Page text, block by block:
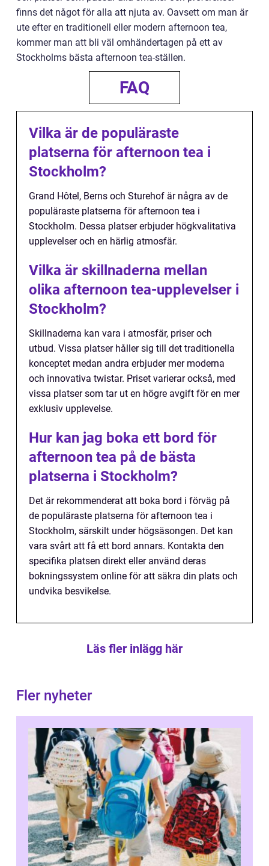
finns det något för alla att njuta av. Oavsett om man är
ute efter en traditionell eller modern afternoon tea,
kommer man att bli väl omhändertagen på ett av
Stockholms bästa afternoon tea-ställen.
FAQ
Vilka är de populäraste
platserna för afternoon tea i
Stockholm?
Grand Hôtel, Berns och Sturehof är några av de
populäraste platserna för afternoon tea i
Stockholm. Dessa platser erbjuder högkvalitativa
upplevelser och en härlig atmosfär.
Vilka är skillnaderna mellan
olika afternoon tea-upplevelser i
Stockholm?
Skillnaderna kan vara i atmosfär, priser och
utbud. Vissa platser håller sig till det traditionella
konceptet medan andra erbjuder mer moderna
och innovativa twistar. Priset varierar också, med
vissa platser som tar ut en högre avgift för en mer
exklusiv upplevelse.
Hur kan jag boka ett bord för
afternoon tea på de bästa
platserna i Stockholm?
Det är rekommenderat att boka bord i förväg på
de populäraste platserna för afternoon tea i
Stockholm, särskilt under högsäsongen. Det kan
vara svårt att få ett bord annars. Kontakta den
specifika platsen direkt eller använd deras
bokningssystem online för att säkra din plats och
undvika besvikelse.
Läs fler inlägg här
Fler nyheter